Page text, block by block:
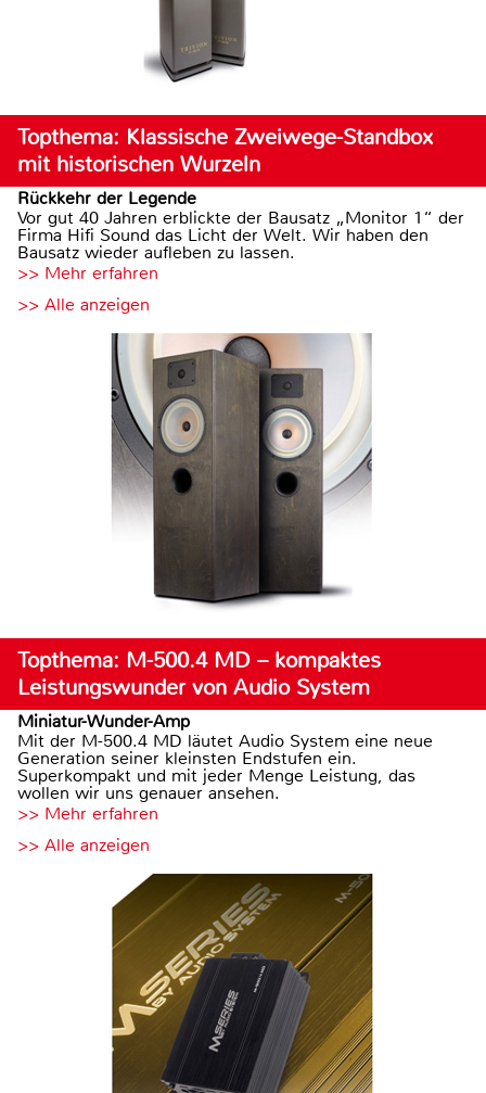
Topthema: Klassische Zweiwege-Standbox
mit historischen Wurzeln
Rückkehr der Legende
Vor gut 40 Jahren erblickte der Bausatz „Monitor 1“ der
Firma Hifi Sound das Licht der Welt. Wir haben den
Bausatz wieder aufleben zu lassen.
>> Mehr erfahren
>> Alle anzeigen
Topthema: M-500.4 MD – kompaktes
Leistungswunder von Audio System
Miniatur-Wunder-Amp
Mit der M-500.4 MD läutet Audio System eine neue
Generation seiner kleinsten Endstufen ein.
Superkompakt und mit jeder Menge Leistung, das
wollen wir uns genauer ansehen.
>> Mehr erfahren
>> Alle anzeigen